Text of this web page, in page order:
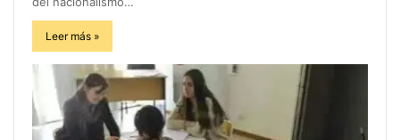
Leer más »